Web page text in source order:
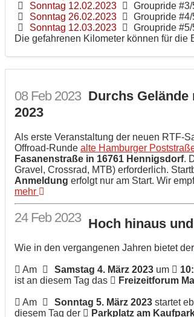
Sonntag 12.02.2023
Groupride #3/
Sonntag 26.02.2023
Groupride #4/
Sonntag 12.03.2023
Groupride #5/
Die gefahrenen Kilometer können für
08 Feb 2023 Durchs
2023
Als erste Veranstaltung der neuen RTF-
Offroad-Runde alte Hamburger
Fasanenstraße in 16761 Hennigsdorf.
Gravel, Crossrad, MTB) erforderlich.
Anmeldung erfolgt nur am Start. Wir
mehr
24 Feb 2023 Hoch hinaus
Wie in den vergangenen Jahren bietet der
Am Samstag 4. März 2023um
ist an diesem Tag das
Freizeitforum
Am Sonntag 5. März 2023startet
diesem Tag der
Parkplatz am